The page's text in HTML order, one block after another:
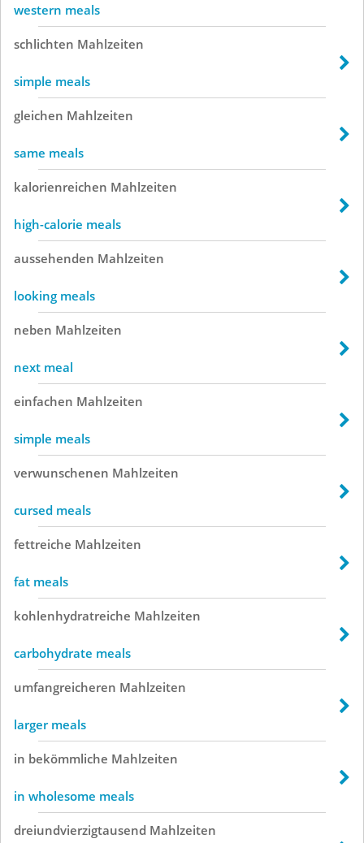
western meals
schlichten Mahlzeiten
simple meals
gleichen Mahlzeiten
same meals
kalorienreichen Mahlzeiten
high-calorie meals
aussehenden Mahlzeiten
looking meals
neben Mahlzeiten
next meal
einfachen Mahlzeiten
simple meals
verwunschenen Mahlzeiten
cursed meals
fettreiche Mahlzeiten
fat meals
kohlenhydratreiche Mahlzeiten
carbohydrate meals
umfangreicheren Mahlzeiten
larger meals
in bekömmliche Mahlzeiten
in wholesome meals
dreiundvierzigtausend Mahlzeiten